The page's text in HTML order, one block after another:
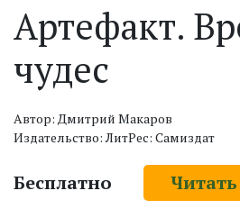
Артефакт.
чудес
Автор: Дмитрий Макаров
Издательство: ЛитРес: Самиздат
Бесплатно